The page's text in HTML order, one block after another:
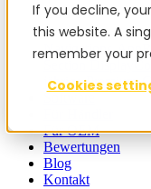
If you decline,
this website. A
remember your
Cookies
Add-ons
Navigations-App
Section Display
jährige Premium-
Für OEM
Bewertungen
Blog
Kontakt